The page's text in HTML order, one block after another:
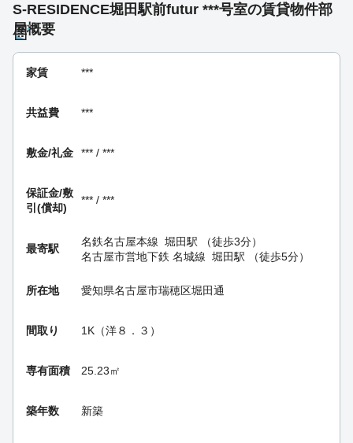
S-RESIDENCE堀田駅前futur ***号室の賃貸物件部
屋概要
家賃 ***
共益費 ***
敷金/礼金 *** / ***
保証金/敷
引(償却)
*** / ***
最寄駅
名鉄名古屋本線 堀田駅 （徒歩3分）
名古屋市営地下鉄 名城線 堀田駅 （徒歩5分）
所在地 愛知県名古屋市瑞穂区堀田通
間取り 1K（洋８．３）
専有面積 25.23㎡
築年数 新築